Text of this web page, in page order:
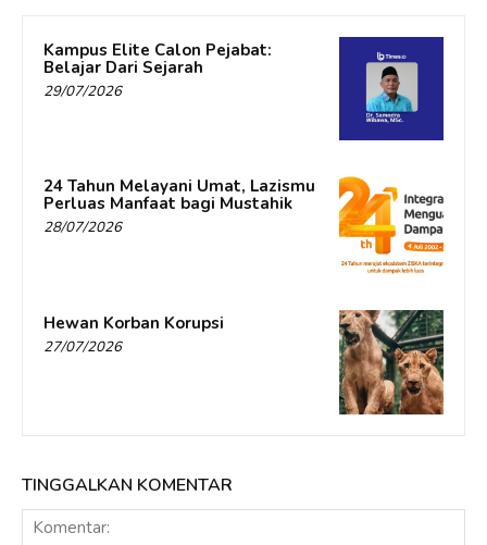
Kampus Elite Calon Pejabat:
Belajar Dari Sejarah
29/07/2026
24 Tahun Melayani Umat, Lazismu
Perluas Manfaat bagi Mustahik
28/07/2026
Hewan Korban Korupsi
27/07/2026
TINGGALKAN KOMENTAR